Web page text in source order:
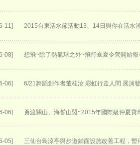
11] 2015台東活水節活動13、14日與你在活水
08] 想飛~除了熱氣球之外~飛行傘夏令營開始報
06] 6/21舞蹈創作者董桂汝 彩虹行走人間 展演
06] 勇渡關山、海誓山盟~2015年國際級仲夏寶
05] 三仙台島涼亭與步道鋪面設施改善工程，暫